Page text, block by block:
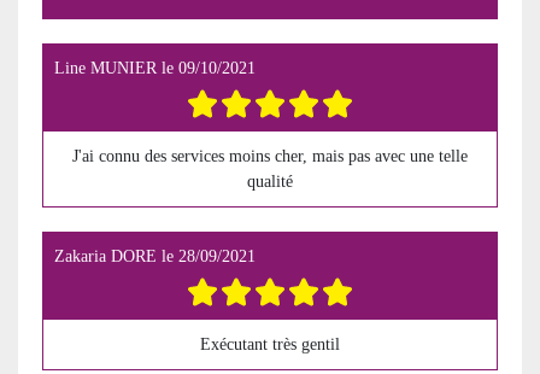
Line MUNIER le 09/10/2021
J'ai connu des services moins cher, mais pas avec une telle
qualité
Zakaria DORE le 28/09/2021
Exécutant très gentil